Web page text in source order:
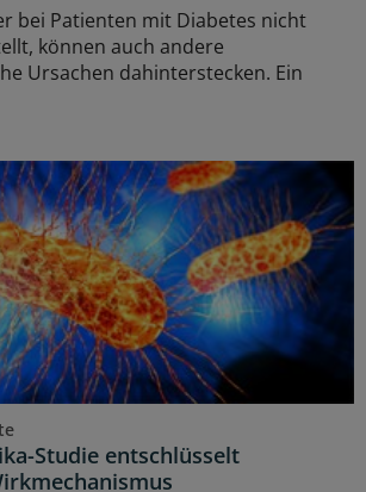
bei Patienten mit Diabetes nicht
können auch andere
Ursachen dahinterstecken. Ein
Studie entschlüsselt